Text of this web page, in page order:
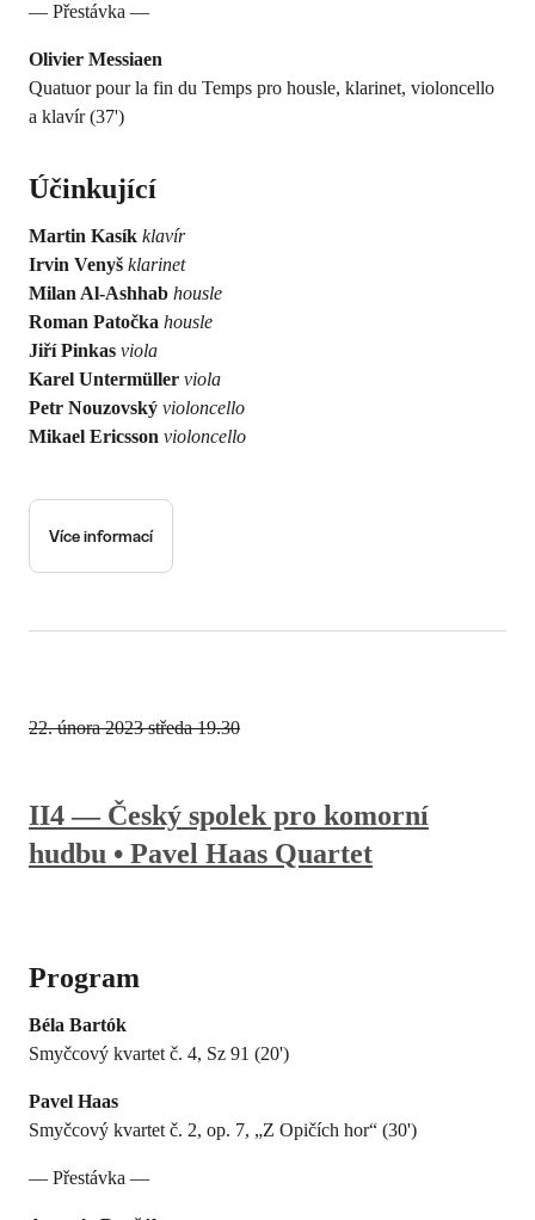
— Přestávka —
Olivier Messiaen
Quatuor pour la fin du Temps pro housle, klarinet, violoncello
a klavír (37')
Účinkující
Martin Kasík klavír
Irvin Venyš klarinet
Milan Al-Ashhab housle
Roman Patočka housle
Jiří Pinkas viola
Karel Untermüller viola
Petr Nouzovský violoncello
Mikael Ericsson violoncello
Více informací
II4 — Český spolek pro komorní
hudbu • Pavel Haas Quartet
Program
Béla Bartók
Smyčcový kvartet č. 4, Sz 91 (20')
Pavel Haas
Smyčcový kvartet č. 2, op. 7, „Z Opičích hor“ (30')
— Přestávka —
22. února 2023 středa 19.30